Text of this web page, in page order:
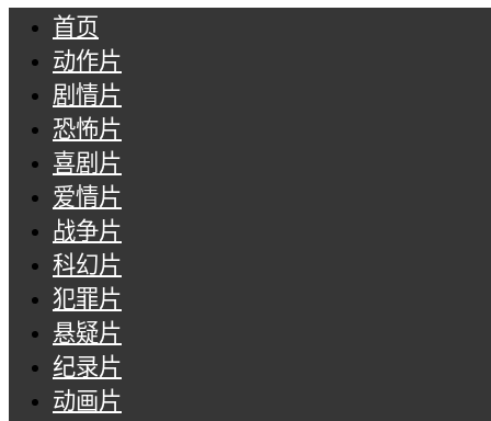
首页
动作片
剧情片
恐怖片
喜剧片
爱情片
战争片
科幻片
犯罪片
悬疑片
纪录片
动画片